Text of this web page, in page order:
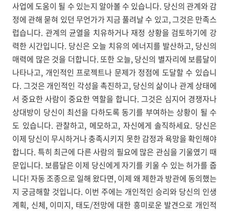
사업에 도움이 될 수 있는지 알아볼 수 있습니다. 당신의 관계와 감
정에 관해 묻혀 있던 무언가가 지금 풀려날 수 있고, 그것은 만족스
럽습니다. 관계의 균열을 치유하거나 재정 상황을 검토하기에 강
력한 시간입니다. 당신은 오늘 치유의 에너지를 발산하고, 당신의
매력에 많은 것을 더합니다. 또한 오늘, 당신의 별자리에 보름달이
나타나고, 개인적인 프로젝트나 문제가 정점에 도달할 수 있습니
다. 그것은 개인적인 각성을 촉진하고, 당신의 삶이나 관계 상태에
서 중요한 사람이 중요한 역할을 합니다. 그것은 심지어 경쟁자나
상대방이 당신이 최선을 다하도록 동기를 부여하는 상황이 될 수
도 있습니다. 관찰하고, 메모하고, 자신에게 솔직하세요. 당신은
이제 당신이 무시하거나 충족시키지 못한 감정과 욕망을 확인해야
합니다. 특히 최근에 다른 사람의 필요에 많은 관심을 기울였기 때
문입니다. 보름달은 이제 당신에게 자기를 키울 수 있는 허가를 줍
니다! 자동 조종으로 일해 왔다면, 이제 왜 제한과 방관에 동의했는
지 궁금해할 것입니다. 이번 주에는 개인적인 승리와 당신의 인생
계획, 신체, 이미지, 태도/전망에 대한 흥미로운 발견으로 개인적